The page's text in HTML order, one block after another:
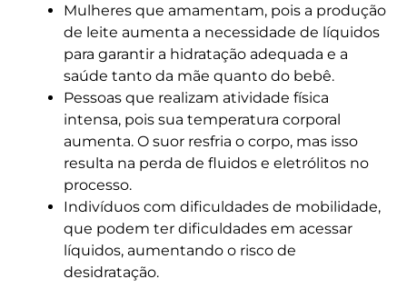
Mulheres que amamentam, pois a produção
de leite aumenta a necessidade de líquidos
para garantir a hidratação adequada e a
saúde tanto da mãe quanto do bebê.
Pessoas que realizam atividade física
intensa, pois sua temperatura corporal
aumenta. O suor resfria o corpo, mas isso
resulta na perda de fluidos e eletrólitos no
processo.
Indivíduos com dificuldades de mobilidade,
que podem ter dificuldades em acessar
líquidos, aumentando o risco de
desidratação.